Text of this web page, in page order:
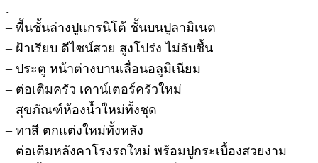
.
– พื้นชั้นล่างปูแกรนิโต้ ชั้นบนปูลามิเนต
– ฝ้าเรียบ ดีไซน์สวย สูงโปร่ง ไม่อับชื้น
– ประตู หน้าต่างบานเลื่อนอลูมิเนียม
– ต่อเติมครัว เคาน์เตอร์ครัวใหม่
– สุขภัณฑ์ห้องน้ำใหม่ทั้งชุด
– ทาสี ตกแต่งใหม่ทั้งหลัง
– ต่อเติมหลังคาโรงรถใหม่ พร้อมปูกระเบื้องสวยงาม